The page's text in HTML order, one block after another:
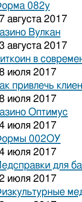
082у
августа 2017
Вулкан
августа 2017
в
июля 2017
привлечь
июля 2017
Оптимус
июля 2017
002ОУ
июля 2017
для
июля 2017